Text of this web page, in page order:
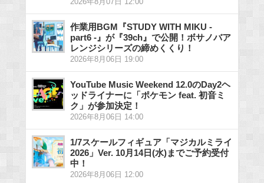
作業用BGM『STUDY WITH MIKU -
part6 -』が『39ch』で公開！ボサノバア
レンジシリーズの締めくくり！
2026年8月06日 19:00
YouTube Music Weekend 12.0のDay2ヘ
ッドライナーに「ポケモン feat. 初音ミ
ク」が参加決定！
2026年8月06日 14:00
1/7スケールフィギュア「マジカルミライ
2026」Ver. 10月14日(水)までご予約受付
中！
2026年8月06日 12:00